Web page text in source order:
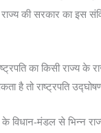
की सरकार का इस
का किसी राज्य के
तो राष्ट्रपति उद्घोषणा
के विधान-मंडल से भिन्न